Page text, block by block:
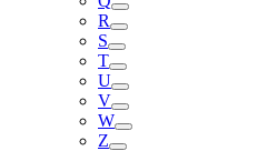
R
S
T
U
V
W
Z